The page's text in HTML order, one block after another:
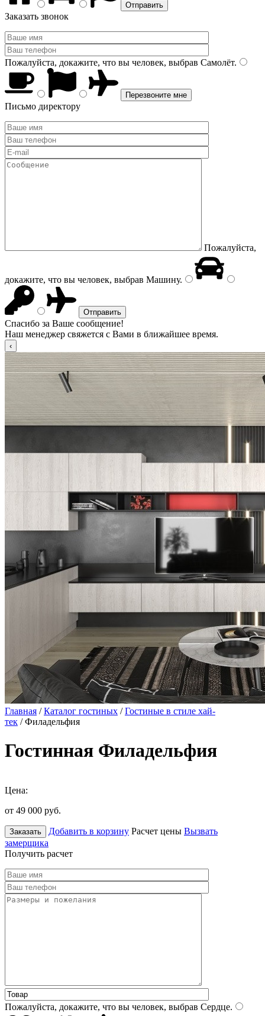
Заказать звонок
Пожалуйста, докажите, что вы человек, выбрав Самолёт.
Письмо директору
Пожалуйста,
докажите, что вы человек, выбрав Машину.
Спасибо за Ваше сообщение!
Наш менеджер свяжется с Вами в ближайшее время.
Главная /Каталог гостиных /Гостиные в стиле хай-
тек / Филадельфия
Гостинная Филадельфия
Цена:
от 49 000 руб.
Заказать Добавить в корзину Расчет цены Вызвать
замерщика
Получить расчет
Пожалуйста, докажите, что вы человек, выбрав Сердце.